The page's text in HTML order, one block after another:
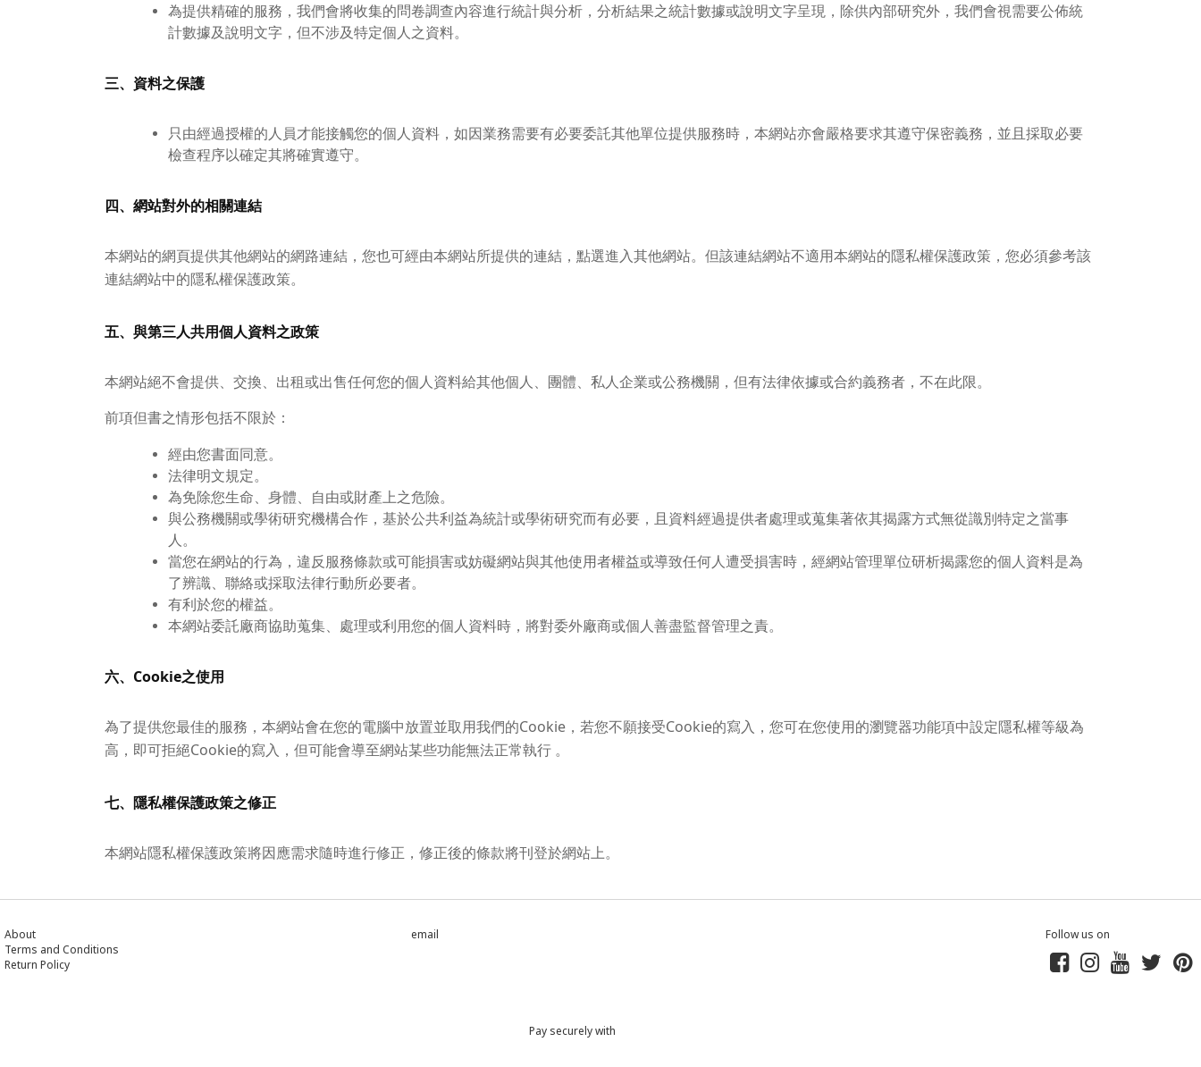
為提供精確的服務，我們會將收集的問卷調查內容進行統計與分析，分析結果之統計數據或說明文字呈現，除供內部研究外，我們會視需要公佈統
計數據及說明文字，但不涉及特定個人之資料。
三、資料之保護
只由經過授權的人員才能接觸您的個人資料，如因業務需要有必要委託其他單位提供服務時，本網站亦會嚴格要求其遵守保密義務，並且採取必要
檢查程序以確定其將確實遵守。
四、網站對外的相關連結
本網站的網頁提供其他網站的網路連結，您也可經由本網站所提供的連結，點選進入其他網站。但該連結網站不適用本網站的隱私權保護政策，您必須參考該
連結網站中的隱私權保護政策。
五、與第三人共用個人資料之政策
本網站絕不會提供、交換、出租或出售任何您的個人資料給其他個人、團體、私人企業或公務機關，但有法律依據或合約義務者，不在此限。
前項但書之情形包括不限於：
經由您書面同意。
法律明文規定。
為免除您生命、身體、自由或財產上之危險。
與公務機關或學術研究機構合作，基於公共利益為統計或學術研究而有必要，且資料經過提供者處理或蒐集著依其揭露方式無從識別特定之當事
人。
當您在網站的行為，違反服務條款或可能損害或妨礙網站與其他使用者權益或導致任何人遭受損害時，經網站管理單位研析揭露您的個人資料是為
了辨識、聯絡或採取法律行動所必要者。
有利於您的權益。
本網站委託廠商協助蒐集、處理或利用您的個人資料時，將對委外廠商或個人善盡監督管理之責。
六、Cookie之使用
為了提供您最佳的服務，本網站會在您的電腦中放置並取用我們的Cookie，若您不願接受Cookie的寫入，您可在您使用的瀏覽器功能項中設定隱私權等級為
高，即可拒絕Cookie的寫入，但可能會導至網站某些功能無法正常執行 。
七、隱私權保護政策之修正
本網站隱私權保護政策將因應需求隨時進行修正，修正後的條款將刊登於網站上。
About
Terms and Conditions
Return Policy
email Follow us on
Pay securely with